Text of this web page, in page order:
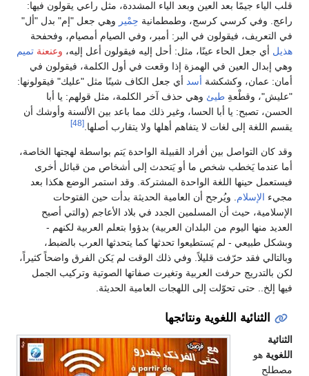
قلب الياء جيمًا بعد العين وبعد الياء المشددة، مثل راعي يقولون فيها:
راعج. وفي كرسي كرسج، وطمطمانية حِمْير وهي جعل "إم" بدل "أل"
في التعريف، فيقولون في البر: أمبر، وفي الصيام أمصيام، وفحفحة
هذيل أي جعل الحاء عينًا، مثل: أحل إليه فيقولون أعل إليه، وعنعنة تميم
وهي إبدال العين في الهمزة إذا وقعت في أول الكلمة، فيقولون في
أمان: عمان، وكشكشة أسد أي جعل الكاف شينًا مثل "عليك" فيقولونها:
"عليش"، وقطْعةِ طيئ وهي حذف آخر الكلمة، مثل قولهم: يا أبا
الحسن، تصبح: يا أبا الحسا، وغير ذلك مما باعد بين الألسنة وأوشك أن
يقسم اللغة إلى لغات لا يتفاهم أهلها ولا يتقارب أصلها. [48]
وقد كان التواصل بين أفراد القبيلة الواحدة يَتم بواسطة لهجتها الخاصة،
أما عندما يَخطب شخص ما أو يَتحدث إلى أشخاص من قبائل أخرى
فيستعمل حينها اللغة الواحدة المشتركة. وقد استمر الوضع هكذا بعد
مجيء الإسلام . ويُرجح أن العامية الحديثة بدأت حين الفتوحات
الإسلامية، حيث أن المسلمين الجدد في بلاد الأعاجم (والتي أصبح
العديد منها اليوم من البلدان العربية) بدؤوا بتعلم العربية لكنهم -
وبشكل طبيعي - لم يَستطيعوا تحدثها كما يتحدثها العرب بالضبط،
وبالتالي فقد حرّفت قليلاً. وفي ذلك الوقت لم يَكن الفرق واضحاً كثيراً،
لكن بالتدريج حرفت العربية وتغيرت صفاتها الصوتية وتركيب الجمل
فيها إلخ.. حتى تحوّلت إلى اللهجات العامية الحديثة.
الثنائية اللغوية ونتائجها
الثنائية
اللغوية هو
مصطلح